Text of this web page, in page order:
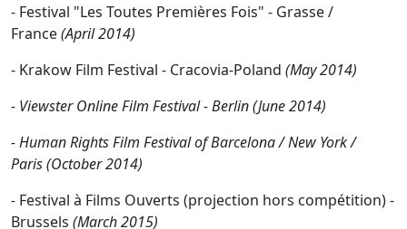
- Festival "Les Toutes Premières Fois" - Grasse /
France(April 2014)
- Krakow Film Festival - Cracovia-Poland (May 2014)
- Viewster Online Film Festival - Berlin (June 2014)
- Human Rights Film Festival of Barcelona / New York /
Paris (October 2014)
- Festival à Films Ouverts (projection hors compétition) -
Brussels (March 2015)